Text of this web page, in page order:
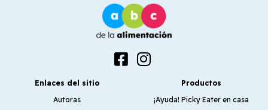
Enlaces del sitio
Autoras
Productos
¡Ayuda! Picky Eater en casa